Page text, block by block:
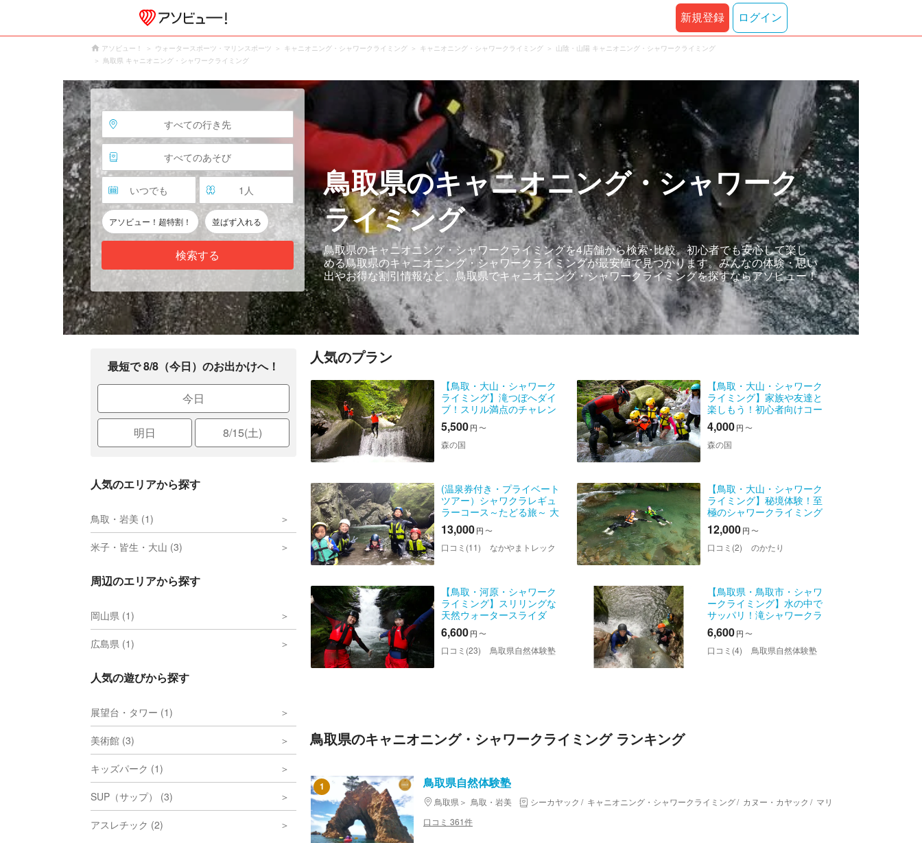
新規登録 ログイン
アソビュー！ ウォータースポーツ・マリンスポーツ キャニオニング・シャワークライミング キャニオニング・シャワークライミング
山陰・山陽 キャニオニング・シャワークライミング
鳥取県 キャニオニング・シャワークライミング
すべての行き先
すべてのあそび
いつでも 1 人
アソビュー！超特割！ 並ばず入れる
検索する
鳥取県のキャニオニング・シャワーク
ライミング
鳥取県のキャニオニング・シャワークライミングを4店舗から検索･比較。初心者でも安心して楽し
める鳥取県のキャニオニング・シャワークライミングが最安値で見つかります。みんなの体験・思い
出やお得な割引情報など、鳥取県でキャニオニング・シャワークライミングを探すならアソビュー！
最短で 8/8（今日）のお出かけへ！
今日
明日 8/15(土)
人気のエリアから探す
鳥取・岩美 (1)
米子・皆生・大山 (3)
周辺のエリアから探す
岡山県 (1)
広島県 (1)
人気の遊びから探す
展望台・タワー (1)
美術館 (3)
キッズパーク (1)
SUP（サップ） (3)
アスレチック (2)
人気のプラン
【鳥取・大山・シャワーク
ライミング】滝つぼへダイ
ブ！スリル満点のチャレン
ジコース
5,500円 〜
森の国
【鳥取・大山・シャワーク
ライミング】家族や友達と
楽しもう！初心者向けコー
ス
4,000円 〜
森の国
(温泉券付き・プライベート
ツアー）シャワクラレギュ
ラーコース～たどる旅～ 大
自然を満喫！川遊びの極上
体験を1組限定で楽しむプラ
イベートツアー
13,000円 〜
口コミ(11) なかやまトレック
【鳥取・大山・シャワーク
ライミング】秘境体験！至
極のシャワークライミング
ツアー （大山隠岐国立公
園）※BBQのオプションあり
12,000円 〜
口コミ(2) のかたり
【鳥取・河原・シャワーク
ライミング】スリリングな
天然ウォータースライダ
ー！三滝渓谷で沢登り
6,600円 〜
口コミ(23) 鳥取県自然体験塾
【鳥取県・鳥取市・シャワ
ークライミング】水の中で
サッパリ！滝シャワークラ
イミング
6,600円 〜
口コミ(4) 鳥取県自然体験塾
鳥取県のキャニオニング・シャワークライミング ランキング
1 鳥取県自然体験塾
鳥取県 鳥取・岩美 シーカヤック キャニオニング・シャワークライミング カヌー・カヤック
マリンアクティビティ
口コミ 361件